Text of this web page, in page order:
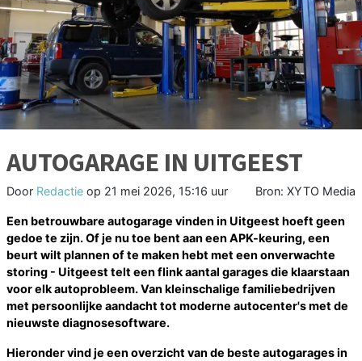
AUTOGARAGE IN UITGEEST
Door Redactie op 21 mei 2026, 15:16 uur Bron: XYTO Media
Een betrouwbare autogarage vinden in Uitgeest hoeft geen
gedoe te zijn. Of je nu toe bent aan een APK-keuring, een
beurt wilt plannen of te maken hebt met een onverwachte
storing - Uitgeest telt een flink aantal garages die klaarstaan
voor elk autoprobleem. Van kleinschalige familiebedrijven
met persoonlijke aandacht tot moderne autocenter's met de
nieuwste diagnosesoftware.
Hieronder vind je een overzicht van de beste autogarages in